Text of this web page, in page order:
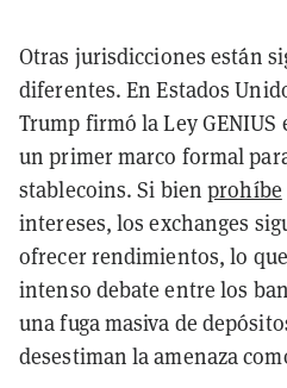
Otras jurisdicciones están
diferentes. En Estados
Trump firmó la Ley GENIUS
un primer marco formal
stablecoins. Si bienprohíbe
intereses, los exchanges
ofrecer rendimientos, lo
intenso debate entre los
una fuga masiva de
desestiman la amenaza